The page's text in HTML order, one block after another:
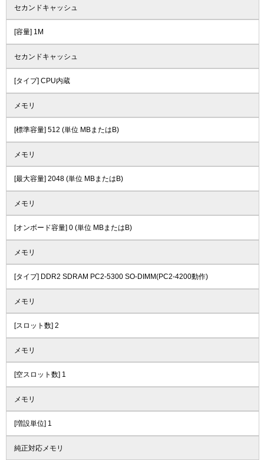
セカンドキャッシュ
[容量] 1M
セカンドキャッシュ
[タイプ] CPU内蔵
メモリ
[標準容量] 512 (単位 MBまたはB)
メモリ
[最大容量] 2048 (単位 MBまたはB)
メモリ
[オンボード容量] 0 (単位 MBまたはB)
メモリ
[タイプ] DDR2 SDRAM PC2-5300 SO-DIMM(PC2-4200動作)
メモリ
[スロット数] 2
メモリ
[空スロット数] 1
メモリ
[増設単位] 1
純正対応メモリ